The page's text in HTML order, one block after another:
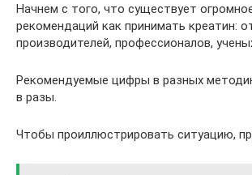
Начнем с того, что существует
рекомендаций как принимать креатин:
производителей, профессионалов,
Рекомендуемые цифры в разных
в разы.
Чтобы проиллюстрировать ситуацию,